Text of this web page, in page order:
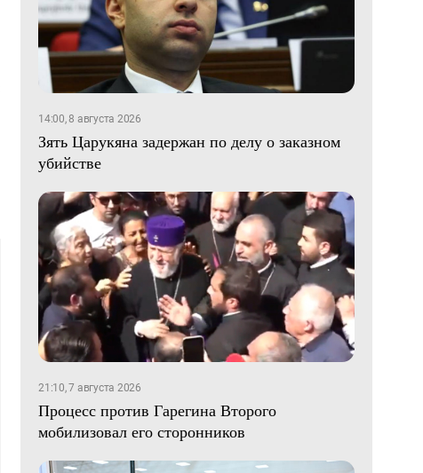
14:00, 8 августа 2026
Зять Царукяна задержан по делу о заказном
убийстве
21:10, 7 августа 2026
Процесс против Гарегина Второго
мобилизовал его сторонников